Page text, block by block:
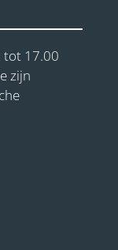
tot 17.00
zijn